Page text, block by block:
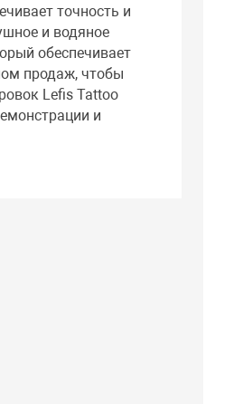
точность и
и водяное
обеспечивает
продаж, чтобы
Lefis Tattoo
и